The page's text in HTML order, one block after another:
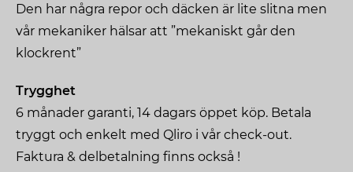
Den har några repor och däcken är lite slitna men
vår mekaniker hälsar att ”mekaniskt går den
klockrent”
Trygghet
6 månader garanti, 14 dagars öppet köp. Betala
tryggt och enkelt med Qliro i vår check-out.
Faktura & delbetalning finns också !